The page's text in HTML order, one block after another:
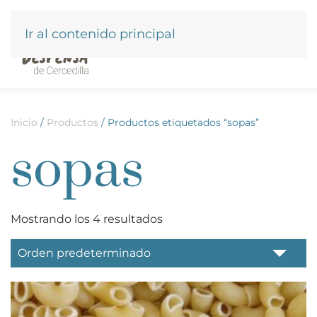
Ir al contenido principal
Inicio / Productos / Productos etiquetados “sopas”
sopas
Mostrando los 4 resultados